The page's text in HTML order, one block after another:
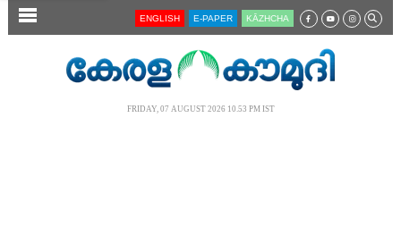
SECTIONS ENGLISH E-PAPER KĀZHCHA
FRIDAY, 07 AUGUST 2026 10.53 PM IST